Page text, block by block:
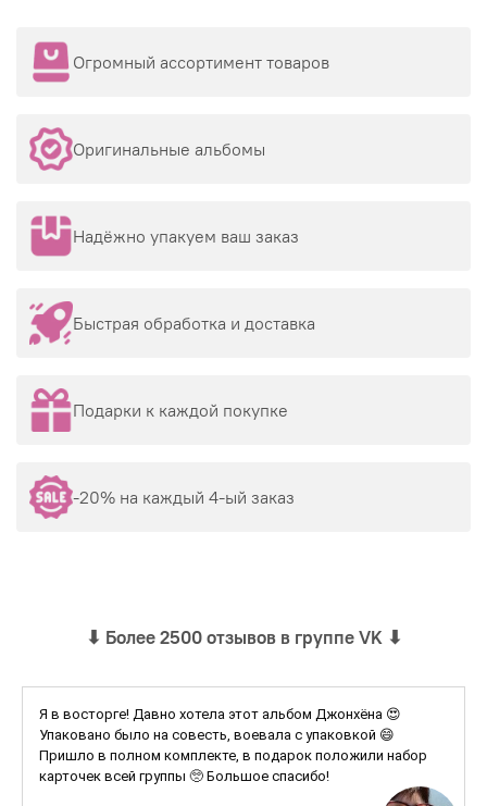
Огромный ассортимент товаров
Оригинальные альбомы
Надёжно упакуем ваш заказ
Быстрая обработка и доставка
Подарки к каждой покупке
-20% на каждый 4-ый заказ
⬇ Более 2500 отзывов в группе VK ⬇
Я в восторге! Давно хотела этот альбом Джонхёна 😍
Упаковано было на совесть, воевала с упаковкой 😄
Пришло в полном комплекте, в подарок положили набор
карточек всей группы 🥺 Большое спасибо!